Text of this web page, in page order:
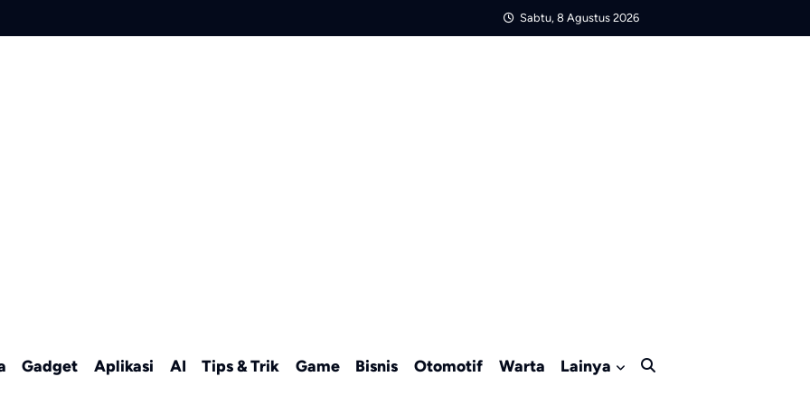
Sabtu, 8 Agustus 2026
Gadget Aplikasi AI Tips & Trik Game Bisnis Otomotif Warta Lainya